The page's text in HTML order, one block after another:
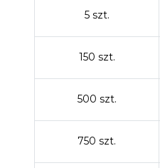
5 szt.
150 szt.
500 szt.
750 szt.